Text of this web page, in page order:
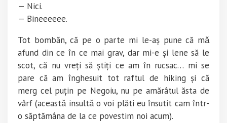
— Nici.
— Bineeeeee.
Tot bombăn, că pe o parte mi le-aș pune că mǎ
afund din ce în ce mai grav, dar mi-e și lene să le
scot, că nu vreți să știți ce am în rucsac… mi se
pare că am înghesuit tot raftul de hiking și că
merg cel puțin pe Negoiu, nu pe amărâtul ăsta de
vârf (aceastǎ insultǎ o voi plăti eu însutit cam într-
o săptămâna de la ce povestim noi acum).